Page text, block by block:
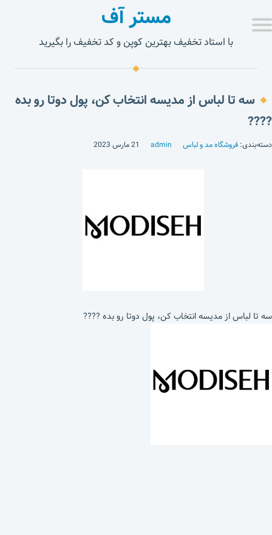
مستر آف
با استاد تخفیف بهترین کوپن و کد تخفیف را بگیرید
سه تا لباس از مدیسه انتخاب کن، پول دوتا رو بده
????
دسته‌بندی: فروشگاه مد و لباس admin 21 مارس 2023
سه تا لباس از مدیسه انتخاب کن، پول دوتا رو بده ????